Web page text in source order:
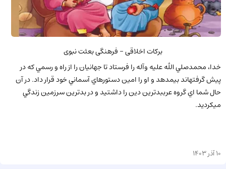
برکات اخلاقی - فرهنگی بعثت نبوی
خدا، محمدصلي الله عليه وآله را فرستاد تا جهانيان را از راه و رسمي که در
پيش گرفته‏اند بيم‏دهد و او را امين دستورهاي آسماني خود قرار داد. در آن
حال شما اي گروه عرب‏بدترين دين را داشتيد و در بدترين سرزمين زندگي
مي‏کرديد.
10 آذر 1403